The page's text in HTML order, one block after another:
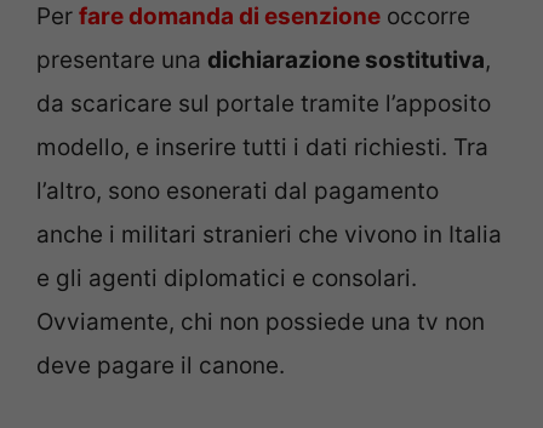
Per fare domanda di esenzione occorre
presentare una dichiarazione sostitutiva,
da scaricare sul portale tramite l’apposito
modello, e inserire tutti i dati richiesti. Tra
l’altro, sono esonerati dal pagamento
anche i militari stranieri che vivono in Italia
e gli agenti diplomatici e consolari.
Ovviamente, chi non possiede una tv non
deve pagare il canone.